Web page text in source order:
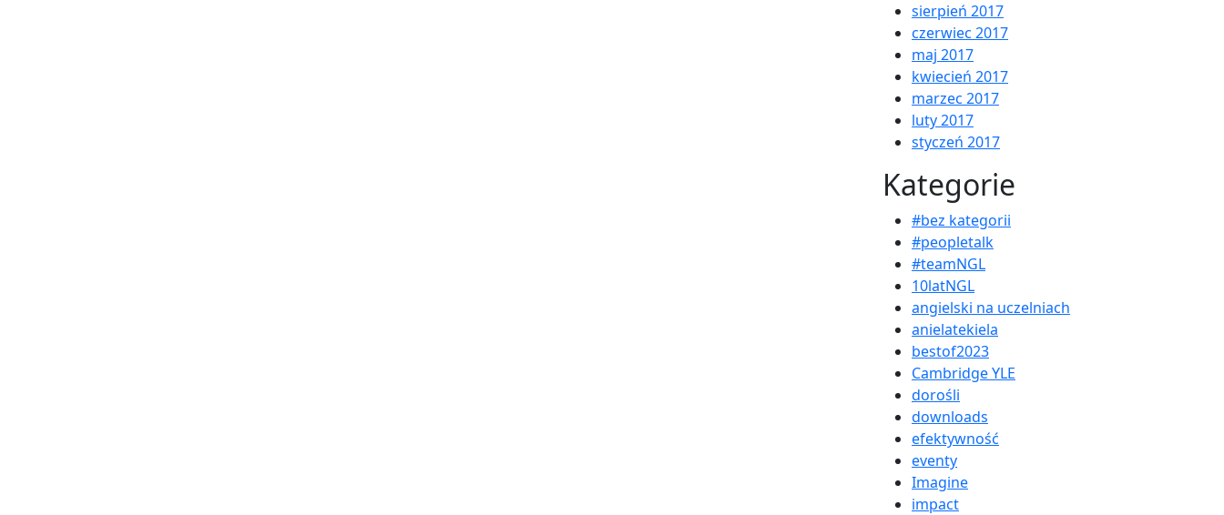
sierpień 2017
czerwiec 2017
maj 2017
kwiecień 2017
marzec 2017
luty 2017
styczeń 2017
Kategorie
#bez kategorii
#peopletalk
#teamNGL
10latNGL
angielski na uczelniach
anielatekiela
bestof2023
Cambridge YLE
dorośli
downloads
efektywność
eventy
Imagine
impact